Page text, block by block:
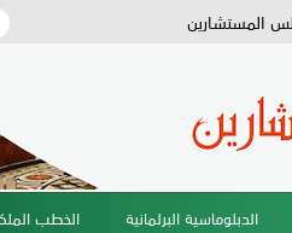
المستشارين
الدبلوماسية البرلمانية الخطب